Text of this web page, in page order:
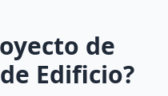
de
Edificio?